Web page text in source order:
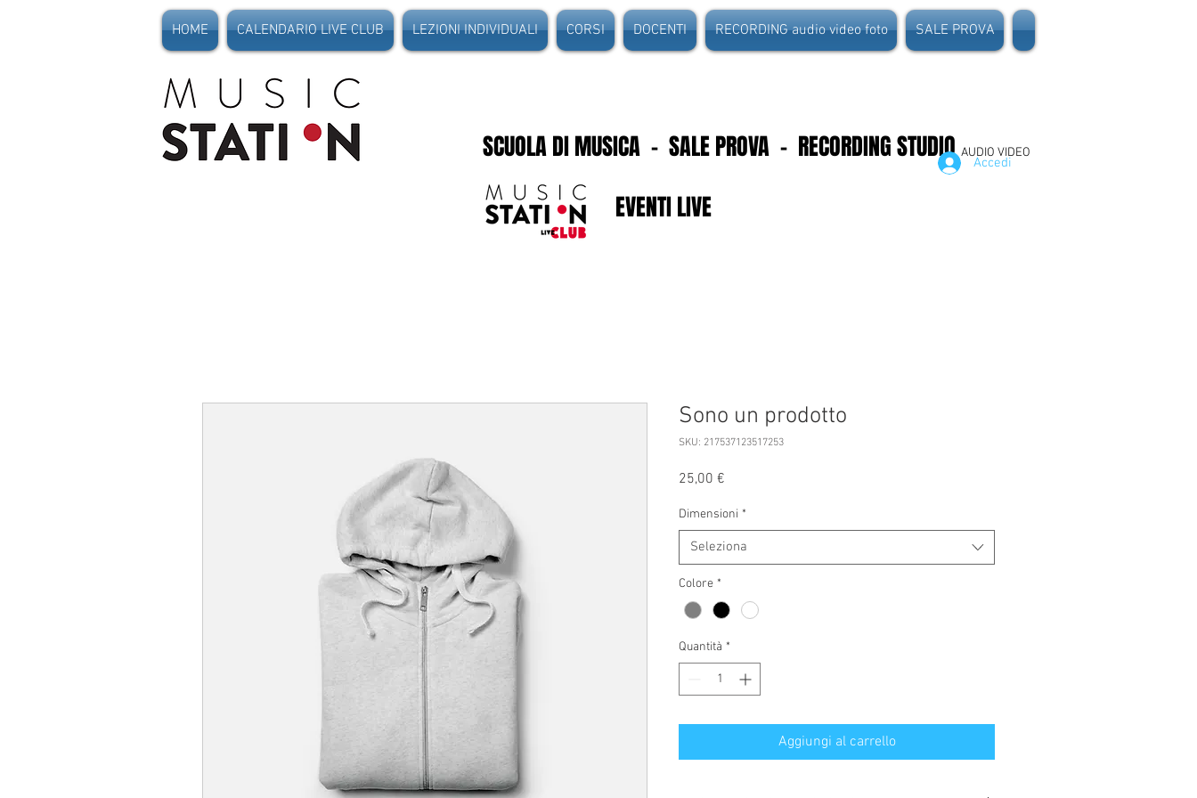
HOME CALENDARIO LIVE CLUB LEZIONI INDIVIDUALI CORSI DOCENTI RECORDING audio video foto SALE PROVA
SCUOLA DI MUSICA - SALE PROVA - RECORDING STUDIOAUDIO VIDEO
Accedi
EVENTI LIVE
Sono un prodotto
SKU: 217537123517253
25,00 €
Dimensioni *
Seleziona
Colore *
Quantità *
Aggiungi al carrello